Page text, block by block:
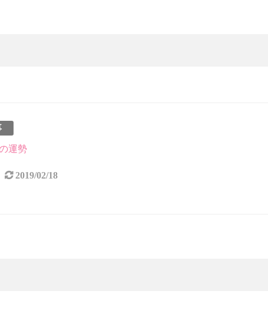
運勢
2019/02/18